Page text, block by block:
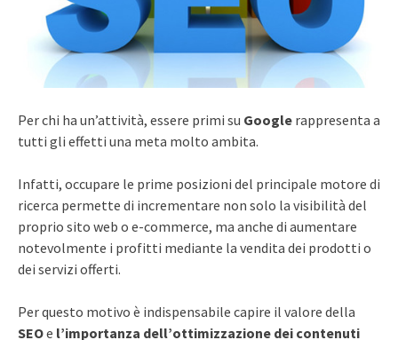
Per chi ha un’attività, essere primi su Google rappresenta a
tutti gli effetti una meta molto ambita.
Infatti, occupare le prime posizioni del principale motore di
ricerca permette di incrementare non solo la visibilità del
proprio sito web o e-commerce, ma anche di aumentare
notevolmente i profitti mediante la vendita dei prodotti o
dei servizi offerti.
Per questo motivo è indispensabile capire il valore della
SEOe l’importanza dell’ottimizzazione dei contenuti